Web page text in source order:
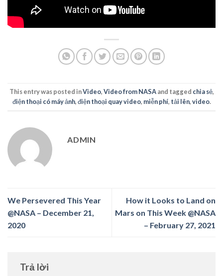
This entry was posted inVideo,Video from NASAand tagged chia sẻ,
điện thoại có máy ảnh,điện thoại quay video, miễn phí, tải lên,video.
ADMIN
We Persevered This Year
@NASA – December 21,
2020
How it Looks to Land on
Mars on This Week @NASA
– February 27, 2021
Trả lời